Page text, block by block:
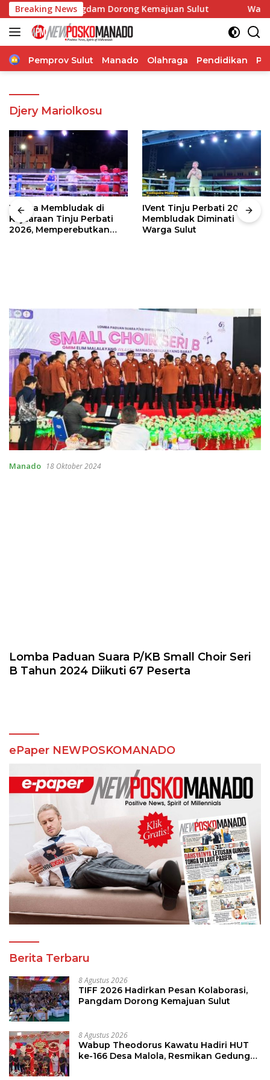
Langsung
ke
konten
Breaking News
Pangdam Dorong Kemajuan Sulut Wabup
Home
Pemprov Sulut Manado Olahraga Pendidikan
Djery Mariolkosu
Warga Membludak di
Kejuaraan Tinju Perbati
2026, Memperebutkan
IVent Tinju Perbati 2026
Membludak Diminati
Warga Sulut
Manado 18 Oktober 2024
Lomba Paduan Suara P/KB Small Choir Seri
B Tahun 2024 Diikuti 67 Peserta
ePaper NEWPOSKOMANADO
Berita Terbaru
8 Agustus 2026
TIFF 2026 Hadirkan Pesan Kolaborasi,
Pangdam Dorong Kemajuan Sulut
8 Agustus 2026
Wabup Theodorus Kawatu Hadiri HUT
ke-166 Desa Malola, Resmikan Gedung